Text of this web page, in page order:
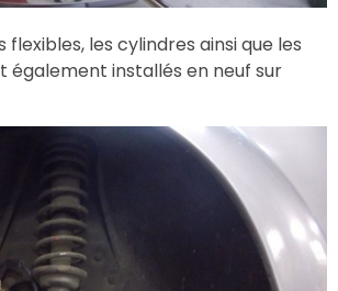
flexibles, les cylindres ainsi que les
également installés en neuf sur